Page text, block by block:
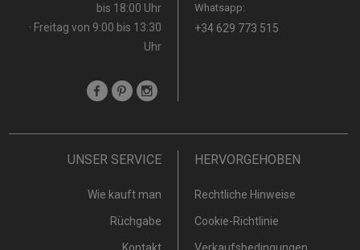
bis 18:00 Uhr
· Freitag von 9:00 bis 13:30
Uhr
Whatsapp:
+34 629 773 515
UNSER SERVICE
Wie kauft man
Rüchgabe
HERVORGEHOBEN
Rechtliche Hinweise
Cookie-Richtlinie